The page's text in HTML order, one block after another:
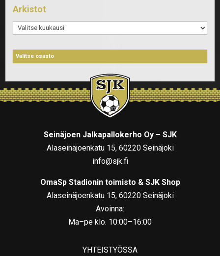
Arkistot
Arkistot
Seinäjoen Jalkapallokerho Oy – SJK
Alaseinäjoenkatu 15, 60220 Seinäjoki
info@sjk.fi
OmaSp Stadionin toimisto & SJK Shop
Alaseinäjoenkatu 15, 60220 Seinäjoki
Avoinna:
Ma–pe klo. 10:00–16:00
YHTEISTYÖSSÄ